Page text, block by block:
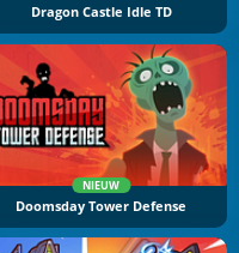
Dragon Castle Idle TD
NIEUW
Doomsday Tower Defense